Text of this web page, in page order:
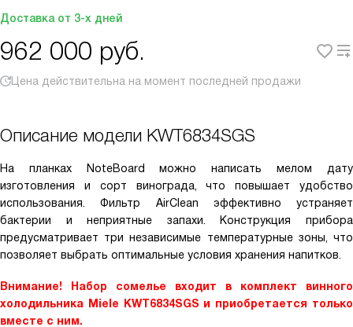
Доставка от 3-х дней
962 000 руб.
Цена действительна на момент последней продажи
Описание модели KWT6834SGS
На планках NoteBoard можно написать мелом дату
изготовления и сорт винограда, что повышает удобство
использования. Фильтр AirClean эффективно устраняет
бактерии и неприятные запахи. Конструкция прибора
предусматривает три независимые температурные зоны, что
позволяет выбрать оптимальные условия хранения напитков.
Внимание! Набор сомелье входит в комплект винного
холодильника Miele KWT6834SGS и приобретается только
вместе с ним.